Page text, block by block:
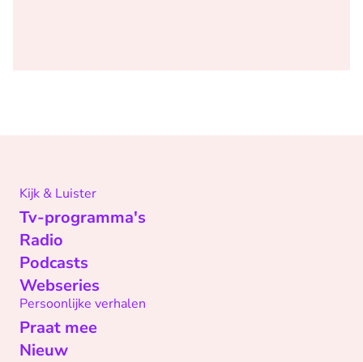
Kijk & Luister
Tv-programma's
Radio
Podcasts
Webseries
Persoonlijke verhalen
Praat mee
Nieuw